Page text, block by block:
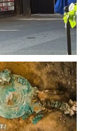
захоплено